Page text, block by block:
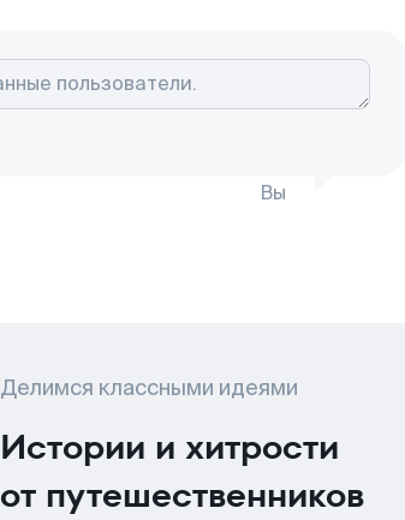
Вы
Делимся классными идеями
Истории и хитрости
от путешественников